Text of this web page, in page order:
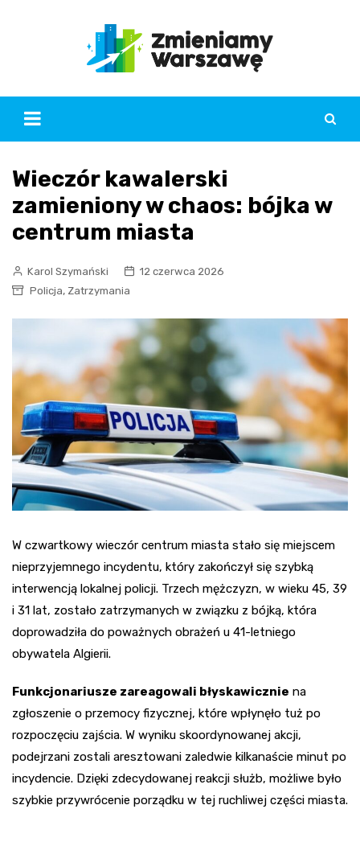
Wieczór kawalerski
zamieniony w chaos: bójka w
centrum miasta
Karol Szymański
12 czerwca 2026
Policja, Zatrzymania
W czwartkowy wieczór centrum miasta stało się miejscem
nieprzyjemnego incydentu, który zakończył się szybką
interwencją lokalnej policji. Trzech mężczyzn, w wieku 45, 39
i 31 lat, zostało zatrzymanych w związku z bójką, która
doprowadziła do poważnych obrażeń u 41-letniego
obywatela Algierii.
Funkcjonariusze zareagowali błyskawicznie na
zgłoszenie o przemocy fizycznej, które wpłynęło tuż po
rozpoczęciu zajścia. W wyniku skoordynowanej akcji,
podejrzani zostali aresztowani zaledwie kilkanaście minut po
incydencie. Dzięki zdecydowanej reakcji służb, możliwe było
szybkie przywrócenie porządku w tej ruchliwej części miasta.